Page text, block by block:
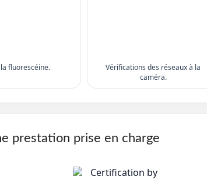
fluorescéine.
Vérifications des réseaux à la
caméra.
prestation prise en charge